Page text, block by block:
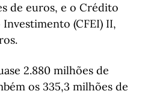
de euros, e o Crédito
(CFEI) II,
2.880 milhões de
os 335,3 milhões de